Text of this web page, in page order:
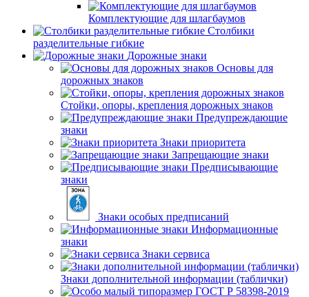
Комплектующие для шлагбаумов
Столбики
разделительные гибкие
Дорожные знаки
Основы для
дорожных знаков
Стойки, опоры, крепления дорожных знаков
Предупреждающие
знаки
Знаки приоритета
Запрещающие знаки
Предписывающие
знаки
Знаки особых предписаний
Информационные
знаки
Знаки сервиса
Знаки дополнительной информации (таблички)